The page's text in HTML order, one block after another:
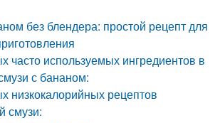
без блендера: простой рецепт для
часто используемых ингредиентов в
с бананом:
низкокалорийных рецептов
смузи: